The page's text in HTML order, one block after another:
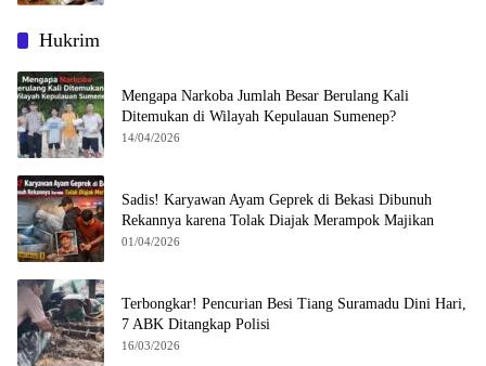
Hukrim
Mengapa Narkoba Jumlah Besar Berulang Kali
Ditemukan di Wilayah Kepulauan Sumenep?
14/04/2026
Sadis! Karyawan Ayam Geprek di Bekasi Dibunuh
Rekannya karena Tolak Diajak Merampok Majikan
01/04/2026
Terbongkar! Pencurian Besi Tiang Suramadu Dini Hari,
7 ABK Ditangkap Polisi
16/03/2026